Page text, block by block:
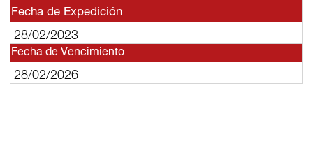
Fecha de Expedición
28/02/2023
Fecha de Vencimiento
28/02/2026